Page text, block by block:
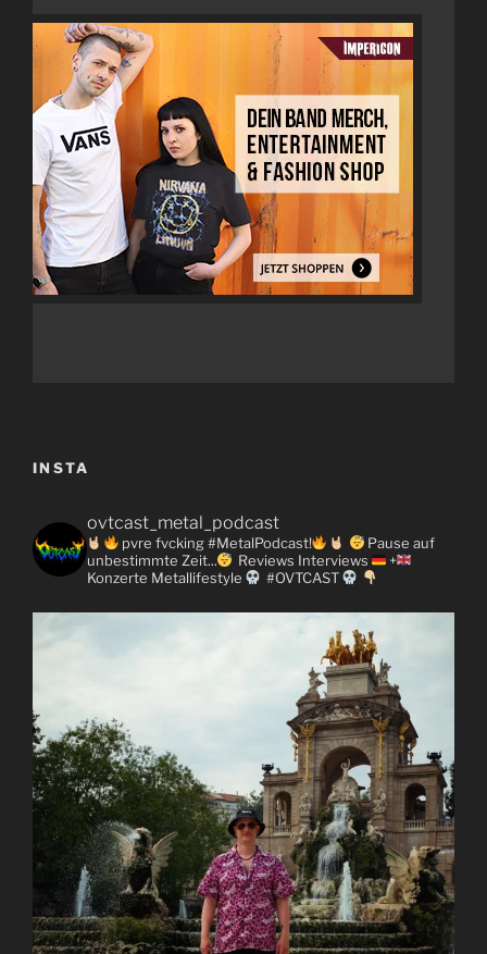
INSTA
ovtcast_metal_podcast
pvre fvcking #MetalPodcast!
Pause auf
unbestimmte Zeit...
Reviews Interviews
+
Konzerte Metallifestyle #OVTCAST